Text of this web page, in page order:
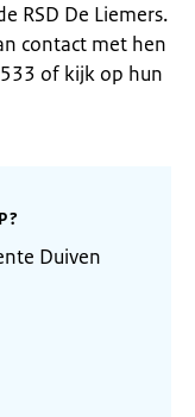
RSD De Liemers.
contact met hen
of kijk op hun
Duiven